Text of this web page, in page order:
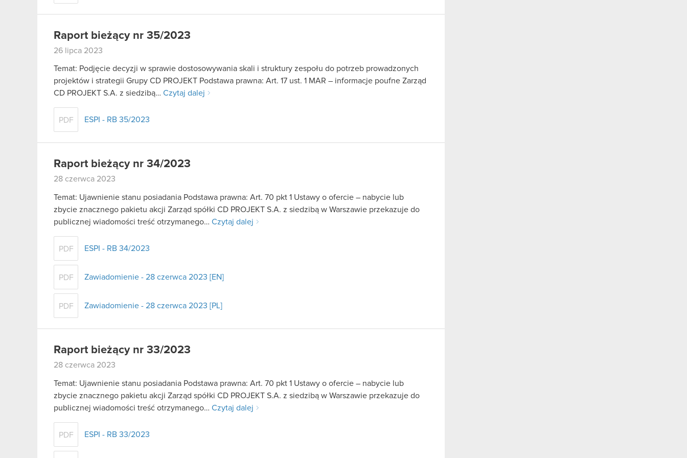
Raport bieżący nr 35/2023
26 lipca 2023
Temat: Podjęcie decyzji w sprawie dostosowywania skali i struktury zespołu do potrzeb prowadzonych
projektów i strategii Grupy CD PROJEKT Podstawa prawna: Art. 17 ust. 1 MAR – informacje poufne Zarząd
CD PROJEKT S.A. z siedzibą… Czytaj dalej
PDF ESPI - RB 35/2023
Raport bieżący nr 34/2023
28 czerwca 2023
Temat: Ujawnienie stanu posiadania Podstawa prawna: Art. 70 pkt 1 Ustawy o ofercie – nabycie lub
zbycie znacznego pakietu akcji Zarząd spółki CD PROJEKT S.A. z siedzibą w Warszawie przekazuje do
publicznej wiadomości treść otrzymanego… Czytaj dalej
PDF ESPI - RB 34/2023
PDF Zawiadomienie - 28 czerwca 2023 [EN]
PDF Zawiadomienie - 28 czerwca 2023 [PL]
Raport bieżący nr 33/2023
28 czerwca 2023
Temat: Ujawnienie stanu posiadania Podstawa prawna: Art. 70 pkt 1 Ustawy o ofercie – nabycie lub
zbycie znacznego pakietu akcji Zarząd spółki CD PROJEKT S.A. z siedzibą w Warszawie przekazuje do
publicznej wiadomości treść otrzymanego… Czytaj dalej
PDF ESPI - RB 33/2023